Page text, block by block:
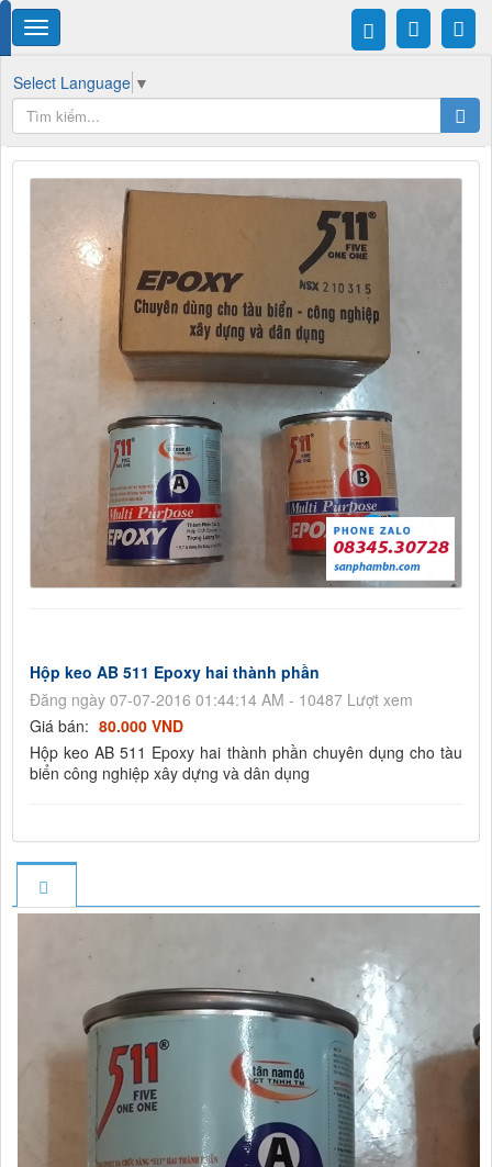
Select Language ▼
Hộp keo AB 511 Epoxy hai thành phần
Đăng ngày 07-07-2016 01:44:14 AM - 10487 Lượt xem
Giá bán: 80.000 VND
Hộp keo AB 511 Epoxy hai thành phần chuyên dụng cho tàu
biển công nghiệp xây dựng và dân dụng